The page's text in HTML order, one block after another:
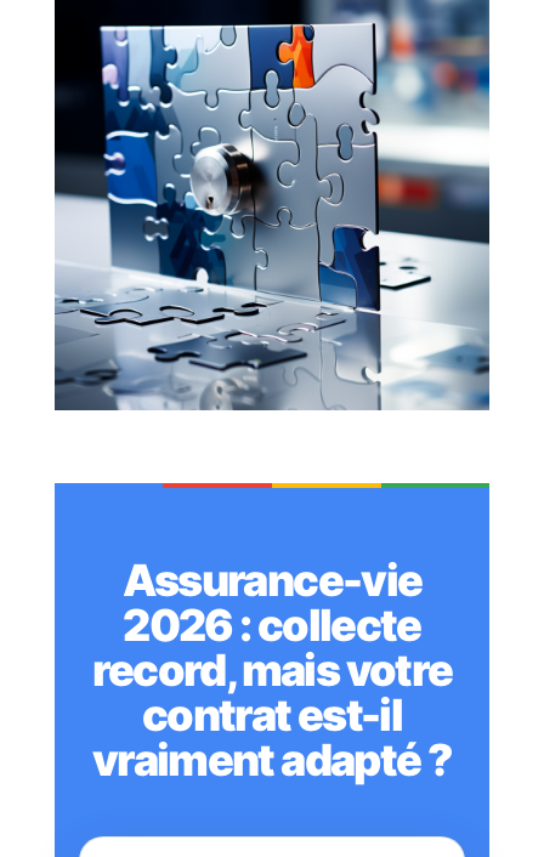
Assurance-vie
2026 : collecte
record, mais votre
contrat est-il
vraiment adapté ?